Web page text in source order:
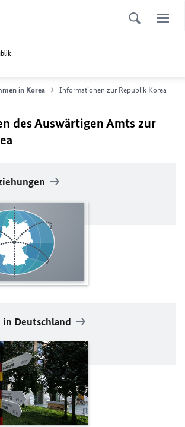
in Korea Informationen zur Republik Korea
des Auswärtigen Amts zur
Deutschland